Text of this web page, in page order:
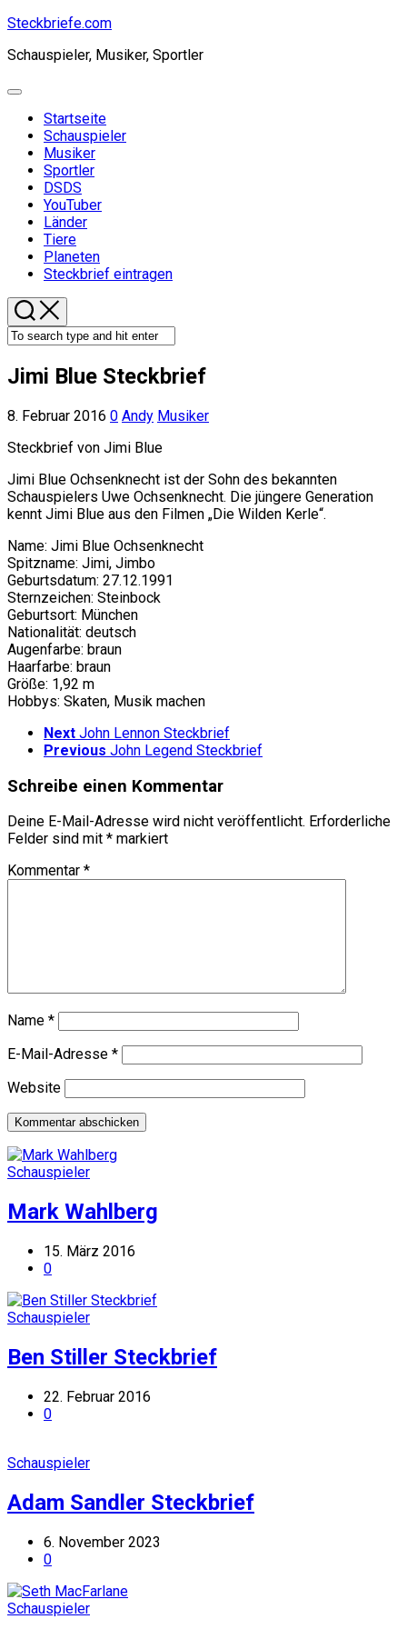
Skip
content
Steckbriefe.com
Schauspieler, Musiker, Sportler
Expand
Startseite
Schauspieler
Current
Page
Parent
Musiker
Sportler
DSDS
YouTuber
Länder
Tiere
Planeten
Steckbrief eintragen
Jimi Blue Steckbrief
8. Februar 2016 0 Andy Musiker
Steckbrief von Jimi Blue
Jimi Blue Ochsenknecht ist der Sohn des bekannten
Schauspielers Uwe Ochsenknecht. Die jüngere Generation
kennt Jimi Blue aus den Filmen „Die Wilden Kerle“.
Name: Jimi Blue Ochsenknecht
Spitzname: Jimi, Jimbo
Geburtsdatum: 27.12.1991
Sternzeichen: Steinbock
Geburtsort: München
Nationalität: deutsch
Augenfarbe: braun
Haarfarbe: braun
Größe: 1,92 m
Hobbys: Skaten, Musik machen
Next John Lennon Steckbrief
Previous John Legend Steckbrief
Schreibe einen Kommentar
Deine E-Mail-Adresse wird nicht veröffentlicht. Erforderliche
Felder sind mit * markiert
Kommentar *
Name *
E-Mail-Adresse *
Website
Schauspieler
Mark Wahlberg
15. März 2016
0
Schauspieler
Ben Stiller Steckbrief
22. Februar 2016
0
Schauspieler
Adam Sandler Steckbrief
6. November 2023
0
Schauspieler